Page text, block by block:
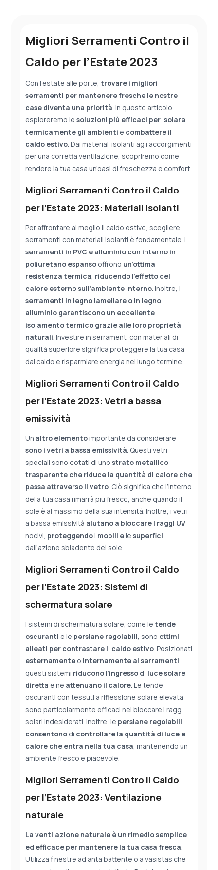
Migliori Serramenti Contro il
Caldo per l’Estate 2023
Con l’estate alle porte,trovare i migliori
serramenti per mantenere fresche le nostre
case diventa una priorità. In questo articolo,
esploreremo lesoluzioni più efficaci per isolare
termicamente gli ambienti e combattere il
caldo estivo. Dai materiali isolanti agli accorgimenti
per una corretta ventilazione, scopriremo come
rendere la tua casa un’oasi di freschezza e comfort.
Migliori Serramenti Contro il Caldo
per l’Estate 2023: Materiali isolanti
Per affrontare al meglio il caldo estivo, scegliere
serramenti con materiali isolanti è fondamentale. I
serramenti in PVC e alluminio con interno in
poliuretano espanso offrono un’ottima
resistenza termica, riducendo l’effetto del
calore esterno sull’ambiente interno. Inoltre, i
serramenti in legno lamellare o in legno
alluminio garantiscono un eccellente
isolamento termico grazie alle loro proprietà
naturali. Investire in serramenti con materiali di
qualità superiore significa proteggere la tua casa
dal caldo e risparmiare energia nel lungo termine.
Migliori Serramenti Contro il Caldo
per l’Estate 2023: Vetri a bassa
emissività
Un altro elementoimportante da considerare
sono i vetri a bassa emissività. Questi vetri
speciali sono dotati di unostrato metallico
trasparente che riduce la quantità di calore che
passa attraverso il vetro. Ciò significa che l’interno
della tua casa rimarrà più fresco, anche quando il
sole è al massimo della sua intensità. Inoltre, i vetri
a bassa emissività aiutano a bloccare i raggi UV
nocivi, proteggendoi mobili elesuperfici
dall’azione sbiadente del sole.
Migliori Serramenti Contro il Caldo
per l’Estate 2023: Sistemi di
schermatura solare
I sistemi di schermatura solare, come letende
oscuranti e le persiane regolabili, sono ottimi
alleati per contrastare il caldo estivo. Posizionati
esternamente o internamente ai serramenti,
questi sistemi riducono l’ingresso di luce solare
diretta e ne attenuano il calore. Le tende
oscuranti con tessuti a riflessione solare elevata
sono particolarmente efficaci nel bloccare i raggi
solari indesiderati. Inoltre, le persiane regolabili
consentono di controllare la quantità di luce e
calore che entra nella tua casa, mantenendo un
ambiente fresco e piacevole.
Migliori Serramenti Contro il Caldo
per l’Estate 2023: Ventilazione
naturale
La ventilazione naturale è un rimedio semplice
ed efficace per mantenere la tua casa fresca.
Utilizza finestre ad anta battente o a vasistas che